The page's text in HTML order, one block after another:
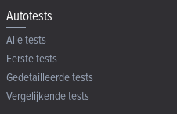
Autotests
Alle tests
Eerste tests
Gedetailleerde tests
Vergelijkende tests